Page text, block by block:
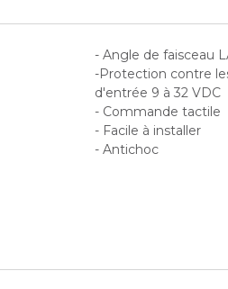
- Angle de faisceau
-Protection contre
d'entrée 9 à 32 VDC
- Commande tactile
- Facile à installer
- Antichoc